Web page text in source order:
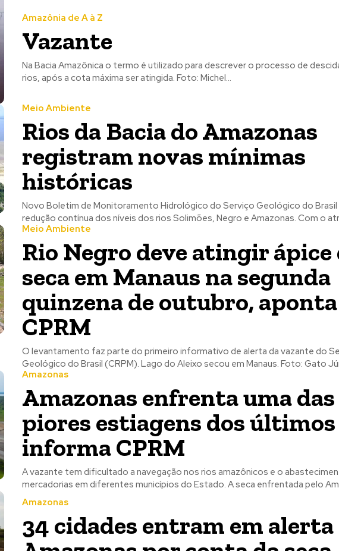
Amazônia de A à Z
Vazante
Na Bacia Amazônica o termo é utilizado para descrever o processo de
rios, após a cota máxima ser atingida. Foto: Michel...
Meio Ambiente
Rios da Bacia do Amazonas
registram novas mínimas
históricas
Novo Boletim de Monitoramento Hidrológico do Serviço Geológico do Brasil
redução contínua dos níveis dos rios Solimões,
Meio Ambiente
Rio Negro deve atingir ápice
seca em Manaus na segunda
quinzena de outubro, aponta
CPRM
O levantamento faz parte do primeiro informativo de alerta da vazante do
Geológico do Brasil (CRPM). Lago do Aleixo secou em Manaus. Foto:
Amazonas
Amazonas enfrenta uma das
piores estiagens dos últimos
informa CPRM
A vazante tem dificultado a navegação nos rios amazônicos e o
mercadorias em diferentes municípios do Estado. A seca
Amazonas
34 cidades entram em alerta